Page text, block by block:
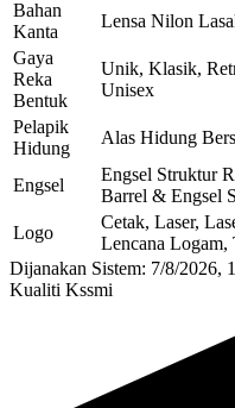
Bahan
Kanta
Lensa Nilon
Gaya
Reka
Bentuk
Unik, Klasik,
Unisex
Pelapik
Hidung
Alas Hidung
Engsel
Engsel Struktur
Barrel & Engsel
Logo
Cetak, Laser,
Lencana Logam,
Dijanakan Sistem: 7/8/2026,
Kualiti Kssmi